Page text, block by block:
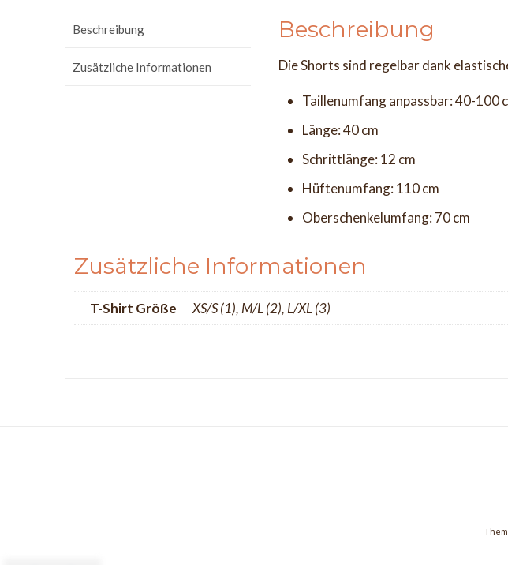
Beschreibung
Zusätzliche Informationen
Beschreibung
Die Shorts sind regelbar dank
Taillenumfang anpassbar: 40-100
Länge: 40 cm
Schrittlänge: 12 cm
Hüftenumfang: 110 cm
Oberschenkelumfang: 70 cm
Zusätzliche Informationen
T-Shirt Größe XS/S (1), M/L (2), L/XL (3)